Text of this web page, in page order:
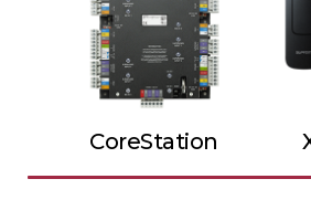
CoreStation